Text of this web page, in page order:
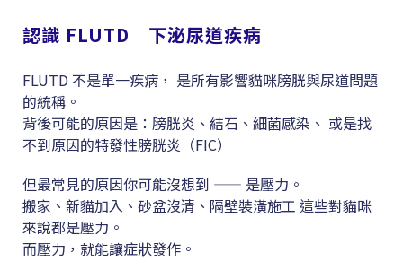
認識 FLUTD｜下泌尿道疾病
FLUTD 不是單一疾病， 是所有影響貓咪膀胱與尿道問題
的統稱。
背後可能的原因是：膀胱炎、結石、細菌感染、 或是找
不到原因的特發性膀胱炎（FIC）
但最常見的原因你可能沒想到 —— 是壓力。
搬家、新貓加入、砂盆沒清、隔壁裝潢施工 這些對貓咪
來說都是壓力。
而壓力，就能讓症狀發作。